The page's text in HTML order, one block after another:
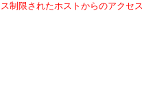
制限されたホストからのアクセ